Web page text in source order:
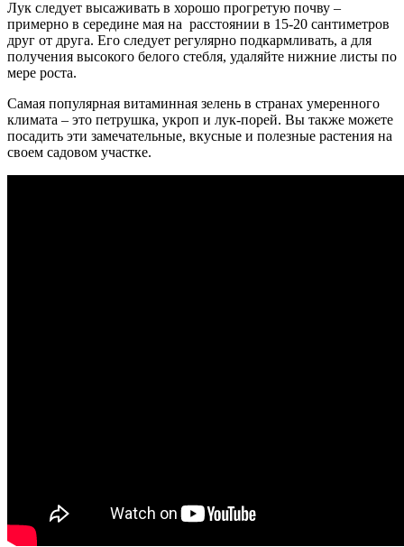
Лук следует высаживать в хорошо прогретую почву –
примерно в середине мая на расстоянии в 15-20 сантиметров
друг от друга. Его следует регулярно подкармливать, а для
получения высокого белого стебля, удаляйте нижние листы по
мере роста.
Самая популярная витаминная зелень в странах умеренного
климата – это петрушка, укроп и лук-порей. Вы также можете
посадить эти замечательные, вкусные и полезные растения на
своем садовом участке.